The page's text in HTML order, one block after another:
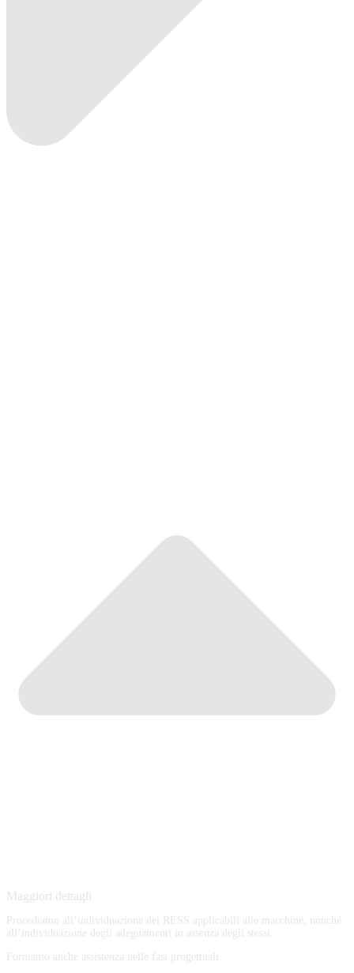
Maggiori dettagli
Procediamo all’individuazione dei RESS applicabili alle macchine, nonché
all’individuazione degli adeguamenti in assenza degli stessi.
Forniamo anche assistenza nelle fasi progettuali.